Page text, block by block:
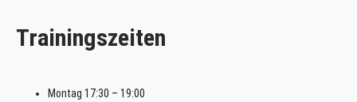
Trainingszeiten
Montag 17:30 – 19:00